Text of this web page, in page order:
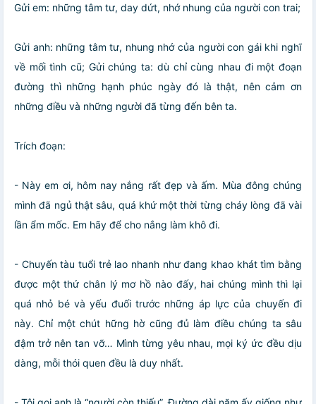
Gửi em: những tâm tư, day dứt, nhớ nhung của người con trai;
Gửi anh: những tâm tư, nhung nhớ của người con gái khi nghĩ
về mối tình cũ; Gửi chúng ta: dù chỉ cùng nhau đi một đoạn
đường thì những hạnh phúc ngày đó là thật, nên cảm ơn
những điều và những người đã từng đến bên ta.
Trích đoạn:
- Này em ơi, hôm nay nắng rất đẹp và ấm. Mùa đông chúng
mình đã ngủ thật sâu, quá khứ một thời từng cháy lòng đã vài
lần ẩm mốc. Em hãy để cho nắng làm khô đi.
- Chuyến tàu tuổi trẻ lao nhanh như đang khao khát tìm bằng
được một thứ chân lý mơ hồ nào đấy, hai chúng mình thì lại
quá nhỏ bé và yếu đuối trước những áp lực của chuyến đi
này. Chỉ một chút hững hờ cũng đủ làm điều chúng ta sâu
đậm trở nên tan vỡ… Mình từng yêu nhau, mọi ký ức đều dịu
dàng, mỗi thói quen đều là duy nhất.